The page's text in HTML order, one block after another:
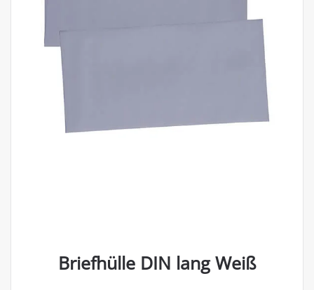
Briefhülle DIN lang Weiß